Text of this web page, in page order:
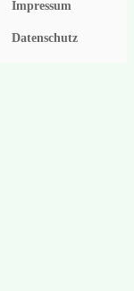
Impressum
Datenschutz